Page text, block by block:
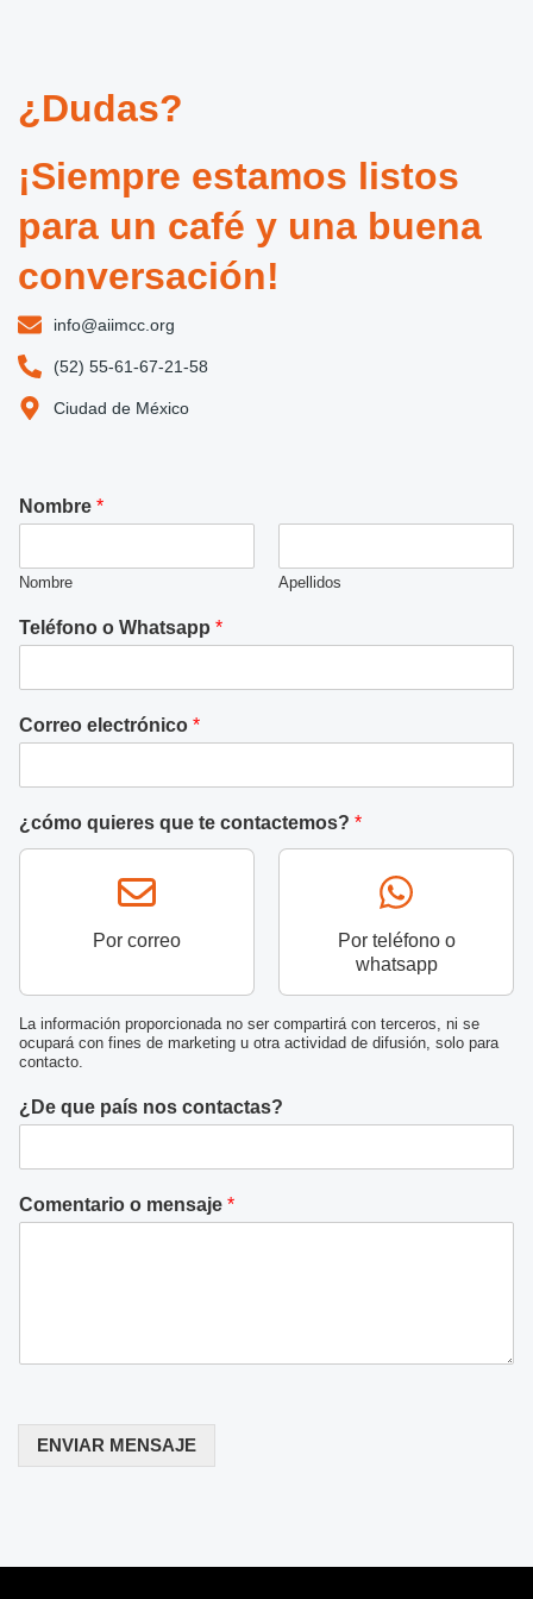
¿Dudas?
¡Siempre estamos listos
para un café y una buena
conversación!
info@aiimcc.org
(52) 55-61-67-21-58
Ciudad de México
Nombre *
Nombre Apellidos
Teléfono o Whatsapp *
T
e
é
o
n
h
a
t
s
p
Correo electrónico *
¿cómo quieres que te contactemos? *
Por correo
Por teléfono o
whatsapp
La información proporcionada no ser compartirá con terceros, ni se
ocupará con fines de marketing u otra actividad de difusión, solo para
contacto.
¿De que país nos contactas?
Comentario o mensaje *
ENVIAR MENSAJE